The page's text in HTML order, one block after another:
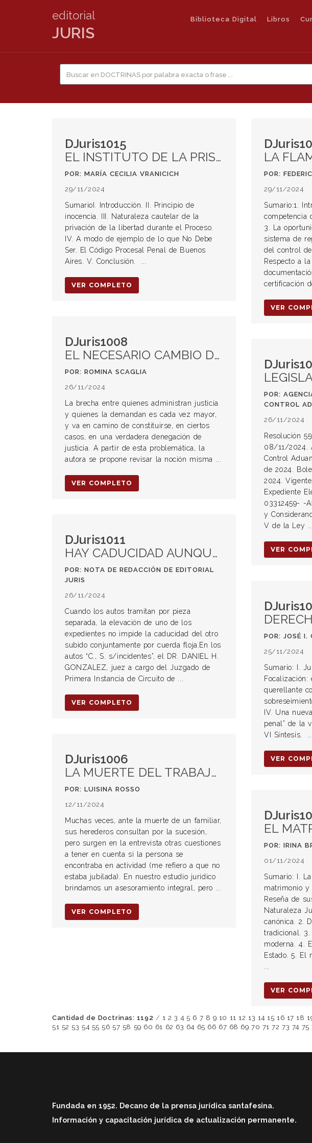
editorial
JURIS
Biblioteca Digital Libros
DJuris1015
EL INSTITUTO DE LA PRISIÓN PREVENTIVA: UN MODO ENCUBIERTO DE CONTROL Y EXCLUSIÓN SOCIAL (O NO TAN ENCUBIERTO). -Artículo publicado en Revista Penal 10, editorial Juris, octubre de 2003-.
POR: MARÍA CECILIA VRANICICH
29/11/2024
SumarioI. Introducción. II. Principio de
inocencia. III. Naturaleza cautelar de la
privación de la libertad durante el Proceso.
IV. A modo de ejemplo de lo que No Debe
Ser. El Código Procesal Penal de Buenos
Aires. V. Conclusión. ...
VER COMPLETO
LA FLAMANTE LEY DE
POR:
29/11/2024
Sumario:1.
competencia
3. La
sistema de
del control de
Respecto a
certificación
VER
DJuris1008
EL NECESARIO CAMBIO DE PARADIGMA EN EL SISTEMA DE JUSTICIA
POR: ROMINA SCAGLIA
26/11/2024
La brecha entre quienes administran justicia
y quienes la demandan es cada vez mayor,
y va en camino de constituirse, en ciertos
casos, en una verdadera denegación de
justicia. A partir de esta problemática, la
autora se propone revisar la noción misma ...
VER COMPLETO
LEGISLACIÓN: CREAN EL
POR:
CONTROL
26/11/2024
Resolución
08/11/2024.
Control
de 2024.
2024.
Expediente
03312459- -
y
V de la Ley ...
VER
DJuris1011
HAY CADUCIDAD AUNQUE EL EXPEDIENTE SE HAYA ELEVADO POR CUERDA
POR: NOTA DE REDACCIÓN DE EDITORIAL
JURIS
26/11/2024
Cuando los autos tramitan por pieza
separada, la elevación de uno de los
expedientes no impide la caducidad del otro
subido conjuntamente por cuerda floja.En los
autos “C., S. s/incidentes”, el DR. DANIEL H.
GONZALEZ, juez a cargo del Juzgado de
Primera Instancia de Circuito de ...
VER COMPLETO
DERECHO A LA JUSTICIA DEL QUERELLANTE Y POSICIÓN
POR: JOSÉ I.
25/11/2024
Sumario: I.
Focalización:
querellante
IV. Una
penal” de la
VI Síntesis. ...
VER
DJuris1006
LA MUERTE DEL TRABAJADOR
POR: LUISINA ROSSO
12/11/2024
Muchas veces, ante la muerte de un familiar,
sus herederos consultan por la sucesión,
pero surgen en la entrevista otras cuestiones
a tener en cuenta si la persona se
encontraba en actividad (me refiero a que no
estaba jubilada). En nuestro estudio jurídico
brindamos un asesoramiento integral, pero ...
VER COMPLETO
EL MATRIMONIO Y SUS
POR: IRINA
01/11/2024
Sumario: I.
matrimonio y
Reseña de
Naturaleza
canónica. 2.
tradicional.
moderna. 4.
Estado. 5. El
VER
Cantidad de Doctrinas: 1192 / 1 2 3 4 5 6 7 8 9 10 11 12 13 14 15 16 17 18
51 52 53 54 55 56 57 58 59 60 61 62 63 64 65 66 67 68 69 70 71 72 73 74 75
Fundada en 1952. Decano de la prensa jurídica santafesina.
Información y capacitación jurídica de actualización permanente.